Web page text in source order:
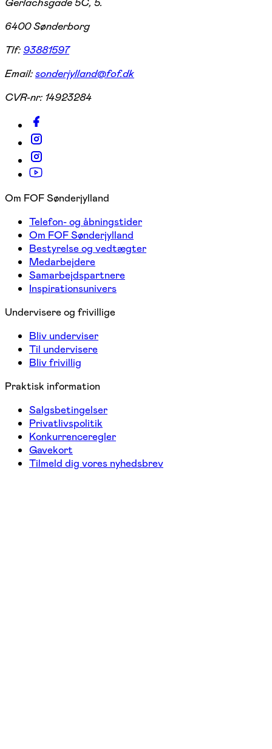
6400 Sønderborg
Tlf:93881597
Email:sonderjylland@fof.dk
CVR-nr: 14923284
Om FOF Sønderjylland
Telefon- og åbningstider
Om FOF Sønderjylland
Bestyrelse og vedtægter
Medarbejdere
Samarbejdspartnere
Inspirationsunivers
Undervisere og frivillige
Bliv underviser
Til undervisere
Bliv frivillig
Praktisk information
Salgsbetingelser
Privatlivspolitik
Konkurrenceregler
Gavekort
Tilmeld dig vores nyhedsbrev